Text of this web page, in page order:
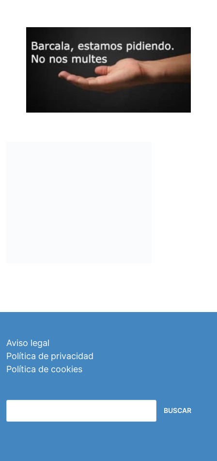
Aviso legal
Política de privacidad
Política de cookies
BUSCAR